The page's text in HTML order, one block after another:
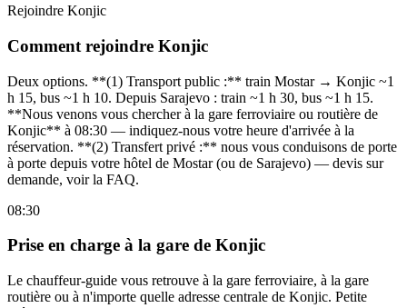
Rejoindre Konjic
Comment rejoindre Konjic
Deux options. **(1) Transport public :** train Mostar → Konjic ~1
h 15, bus ~1 h 10. Depuis Sarajevo : train ~1 h 30, bus ~1 h 15.
**Nous venons vous chercher à la gare ferroviaire ou routière de
Konjic** à 08:30 — indiquez-nous votre heure d'arrivée à la
réservation. **(2) Transfert privé :** nous vous conduisons de porte
à porte depuis votre hôtel de Mostar (ou de Sarajevo) — devis sur
demande, voir la FAQ.
08:30
Prise en charge à la gare de Konjic
Le chauffeur-guide vous retrouve à la gare ferroviaire, à la gare
routière ou à n'importe quelle adresse centrale de Konjic. Petite